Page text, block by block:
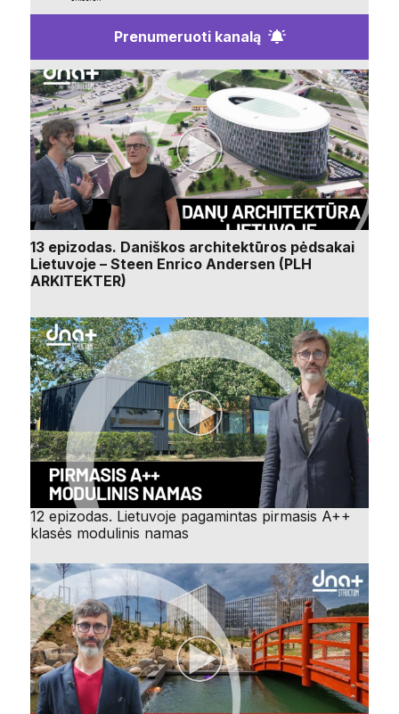
Prenumeruoti kanalą
13 epizodas. Daniškos architektūros pėdsakai
Lietuvoje – Steen Enrico Andersen (PLH
ARKITEKTER)
12 epizodas. Lietuvoje pagamintas pirmasis A++
klasės modulinis namas